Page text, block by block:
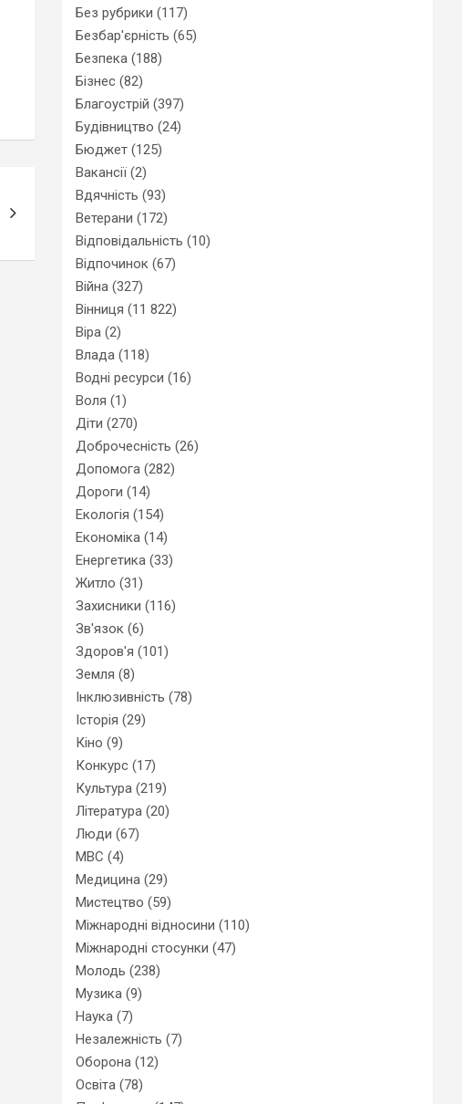
Без рубрики (117)
Безбар'єрність (65)
Безпека (188)
Бізнес (82)
Благоустрій (397)
Будівництво (24)
Бюджет (125)
Вакансії (2)
Вдячність (93)
Ветерани (172)
Відповідальність (10)
Відпочинок (67)
Війна (327)
Вінниця (11 822)
Віра (2)
Влада (118)
Водні ресурси (16)
Воля (1)
Діти (270)
Доброчесність (26)
Допомога (282)
Дороги (14)
Екологія (154)
Економіка (14)
Енергетика (33)
Житло (31)
Захисники (116)
Зв'язок (6)
Здоров'я (101)
Земля (8)
Інклюзивність (78)
Історія (29)
Кіно (9)
Конкурс (17)
Культура (219)
Література (20)
Люди (67)
МВС (4)
Медицина (29)
Мистецтво (59)
Міжнародні відносини (110)
Міжнародні стосунки (47)
Молодь (238)
Музика (9)
Наука (7)
Незалежність (7)
Оборона (12)
Освіта (78)